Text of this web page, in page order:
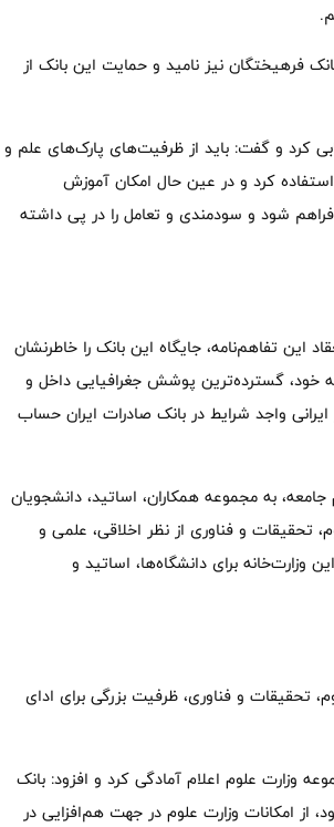
فرهیختگان نیز نامید و حمایت این بانک از
کرد و گفت: باید از ظرفیت‌های پارک‌های علم و
کرد و در عین حال امکان آموزش
شود و سودمندی و تعامل را در پی داشته
این تفاهم‌نامه، جایگاه این بانک را خاطرنشان
بانک صادرات ایران با ظرفیت‌های موجود و تاریخ ۷۴ ساله خود، گسترده‌ترین پوشش جغرافیایی داخل و
مشتری، تقریبا هر ایرانی واجد شرایط در بانک صادرات ایران حساب
به مجموعه همکاران، اساتید، دانشجویان
تحقیقات و فناوری از نظر اخلاقی، علمی و
برای دانشگاه‌ها، اساتید و
تحقیقات و فناوری، ظرفیت بزرگی برای ادای
وزارت علوم اعلام آمادگی کرد و افزود: بانک
از امکانات وزارت علوم در جهت هم‌افزایی در